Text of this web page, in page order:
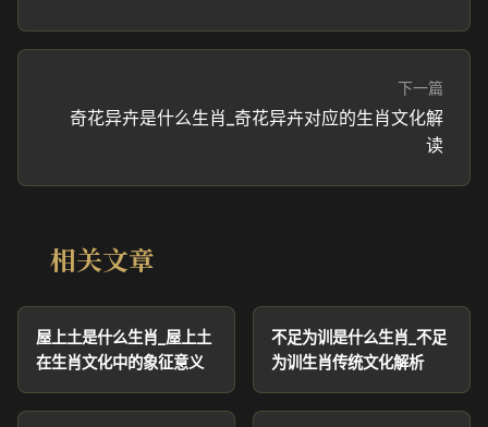
下一篇
奇花异卉是什么生肖_奇花异卉对应的生肖文化解
读
相关文章
屋上土是什么生肖_屋上土
在生肖文化中的象征意义
不足为训是什么生肖_不足
为训生肖传统文化解析